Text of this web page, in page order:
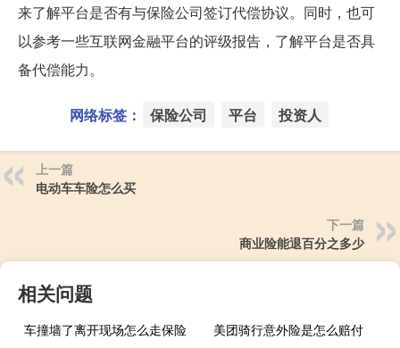
来了解平台是否有与保险公司签订代偿协议。同时，也可
以参考一些互联网金融平台的评级报告，了解平台是否具
备代偿能力。
网络标签： 保险公司 平台 投资人
上一篇
电动车车险怎么买
下一篇
商业险能退百分之多少
相关问题
车撞墙了离开现场怎么走保险 美团骑行意外险是怎么赔付